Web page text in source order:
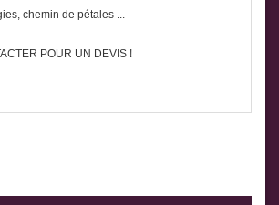
chemin de pétales ...
POUR UN DEVIS !